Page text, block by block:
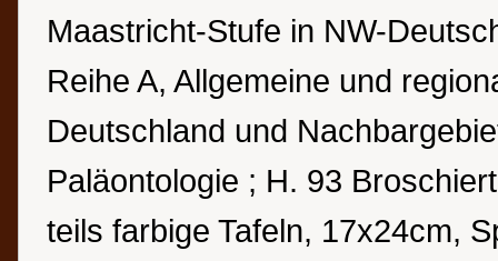
Maastricht-Stufe in NW-
Reihe A, Allgemeine und
Deutschland und
Paläontologie ; H. 93
teils farbige Tafeln, 17x24cm,